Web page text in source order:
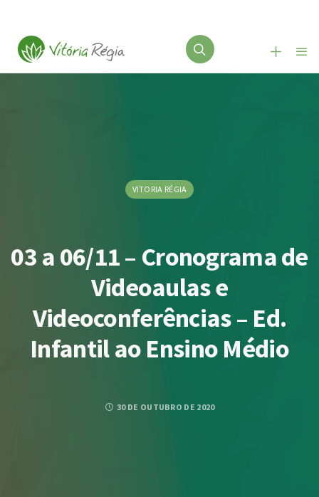
VITORIA RÉGIA
03 a 06/11 – Cronograma de
Videoaulas e
Videoconferências – Ed.
Infantil ao Ensino Médio
30 DE OUTUBRO DE 2020